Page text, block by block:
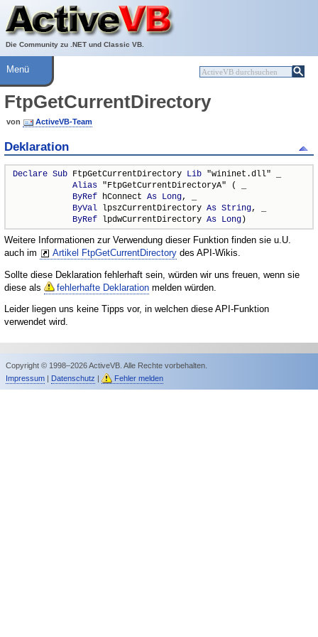
Die Community zu .NET und Classic VB.
Über ActiveVB
Hilfe
Menü
FtpGetCurrentDirectory
von ActiveVB-Team
Deklaration
Declare Sub FtpGetCurrentDirectory Lib "wininet.dll" _
Alias "FtpGetCurrentDirectoryA" ( _
ByRef hConnect As Long, _
ByVal lpszCurrentDirectory As String, _
ByRef lpdwCurrentDirectory As Long)
Weitere Informationen zur Verwendung dieser Funktion finden sie u.U.
auch im
Artikel FtpGetCurrentDirectory des API-Wikis.
Sollte diese Deklaration fehlerhaft sein, würden wir uns freuen, wenn sie
diese als
fehlerhafte Deklaration melden würden.
Leider liegen uns keine Tipps vor, in welchen diese API-Funktion
verwendet wird.
Copyright © 1998–2026 ActiveVB. Alle Rechte vorbehalten.
Impressum| Datenschutz | Fehler melden